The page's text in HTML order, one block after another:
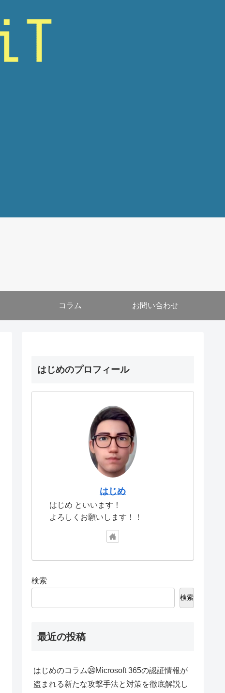
コラム お問い合わせ
はじめのプロフィール
はじめ
はじめ といいます！
よろしくお願いします！！
検索
検索
最近の投稿
はじめのコラム㉔Microsoft 365の認証情報が
盗まれる新たな攻撃手法と対策を徹底解説し